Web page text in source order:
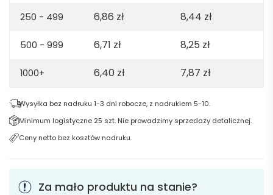
250 - 499 6,86 zł 8,44 zł
500 - 999 6,71 zł 8,25 zł
1000+ 6,40 zł 7,87 zł
Wysyłka bez nadruku 1-3 dni robocze, z nadrukiem 5-10.
Minimum logistyczne 25 szt. Nie prowadzimy sprzedaży detalicznej.
Ceny netto bez kosztów nadruku.
Za mało produktu na stanie?